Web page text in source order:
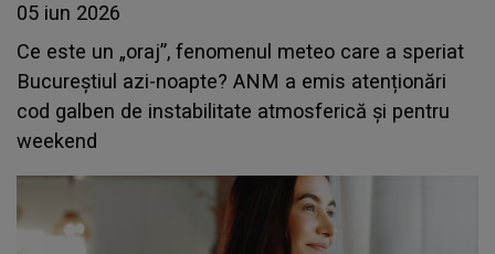
05 iun 2026
Ce este un „oraj”, fenomenul meteo care a speriat
Bucureștiul azi-noapte? ANM a emis atenționări
cod galben de instabilitate atmosferică și pentru
weekend